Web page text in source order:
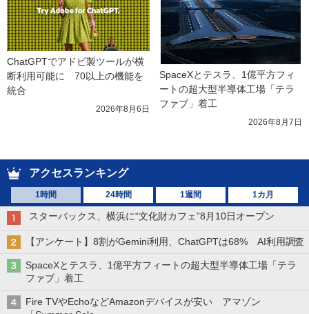
ChatGPTでアドビ製ツールが横
断利用可能に　70以上の機能を
統合
2026年8月6日
SpaceXとテスラ、1億平方フィ
ートの超大型半導体工場「テラ
ファブ」着工
2026年8月7日
アクセスランキング
1時間 24時間 1週間 1カ月
スターバックス、横浜に“文化財カフェ”8月10日オープン
【アンケート】8割がGemini利用、ChatGPTは68% AI利用調査
SpaceXとテスラ、1億平方フィートの超大型半導体工場「テラ
ファブ」着工
Fire TVやEchoなどAmazonデバイスが安い アマゾン